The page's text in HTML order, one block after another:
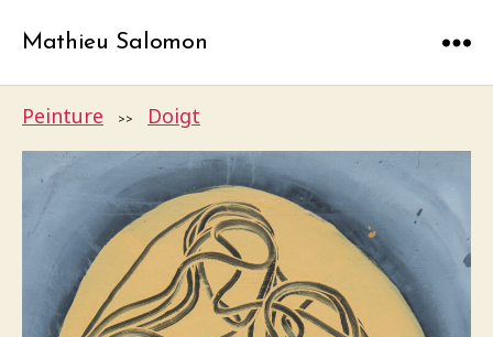
Mathieu Salomon
Peinture >> Doigt